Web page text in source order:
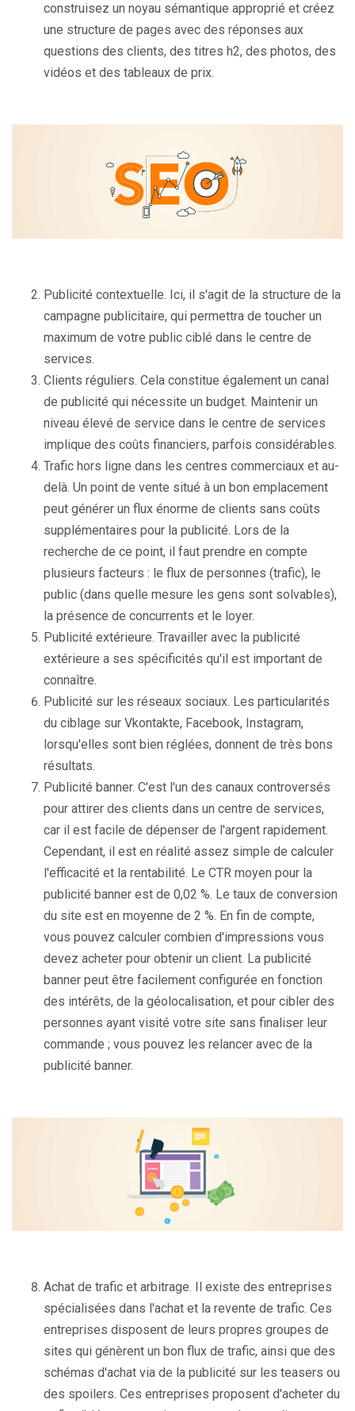
construisez un noyau sémantique approprié et créez
une structure de pages avec des réponses aux
questions des clients, des titres h2, des photos, des
vidéos et des tableaux de prix.
Publicité contextuelle. Ici, il s'agit de la structure de la
campagne publicitaire, qui permettra de toucher un
maximum de votre public ciblé dans le centre de
services.
Clients réguliers. Cela constitue également un canal
de publicité qui nécessite un budget. Maintenir un
niveau élevé de service dans le centre de services
implique des coûts financiers, parfois considérables.
Trafic hors ligne dans les centres commerciaux et au-
delà. Un point de vente situé à un bon emplacement
peut générer un flux énorme de clients sans coûts
supplémentaires pour la publicité. Lors de la
recherche de ce point, il faut prendre en compte
plusieurs facteurs : le flux de personnes (trafic), le
public (dans quelle mesure les gens sont solvables),
la présence de concurrents et le loyer.
Publicité extérieure. Travailler avec la publicité
extérieure a ses spécificités qu'il est important de
connaître.
Publicité sur les réseaux sociaux. Les particularités
du ciblage sur Vkontakte, Facebook, Instagram,
lorsqu'elles sont bien réglées, donnent de très bons
résultats.
Publicité banner. C'est l'un des canaux controversés
pour attirer des clients dans un centre de services,
car il est facile de dépenser de l'argent rapidement.
Cependant, il est en réalité assez simple de calculer
l'efficacité et la rentabilité. Le CTR moyen pour la
publicité banner est de 0,02 %. Le taux de conversion
du site est en moyenne de 2 %. En fin de compte,
vous pouvez calculer combien d'impressions vous
devez acheter pour obtenir un client. La publicité
banner peut être facilement configurée en fonction
des intérêts, de la géolocalisation, et pour cibler des
personnes ayant visité votre site sans finaliser leur
commande ; vous pouvez les relancer avec de la
publicité banner.
Achat de trafic et arbitrage. Il existe des entreprises
spécialisées dans l'achat et la revente de trafic. Ces
entreprises disposent de leurs propres groupes de
sites qui génèrent un bon flux de trafic, ainsi que des
schémas d'achat via de la publicité sur les teasers ou
des spoilers. Ces entreprises proposent d'acheter du